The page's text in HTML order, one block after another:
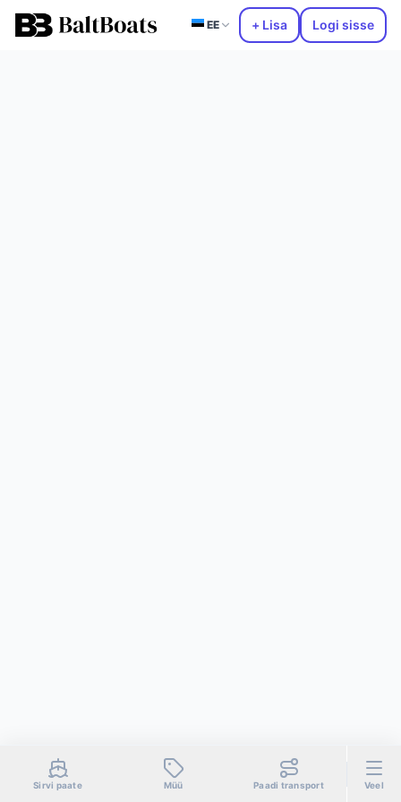
EE + Lisa Logi sisse
Sirvi paate Müü Paadi transport Veel